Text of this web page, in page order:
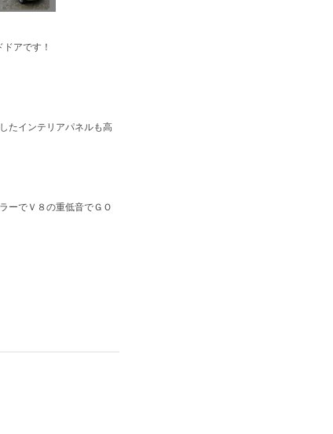
アです！
たインテリアパネルも高
ーでＶ８の重低音でＧＯ